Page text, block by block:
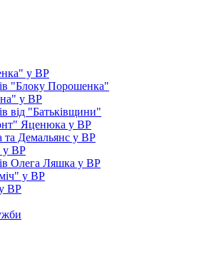
у ВР
"Блоку Порошенка"
у ВР
від "Батьківщини"
Яценюка у ВР
та Демальянс у ВР
у ВР
Олега Ляшка у ВР
у ВР
ВР